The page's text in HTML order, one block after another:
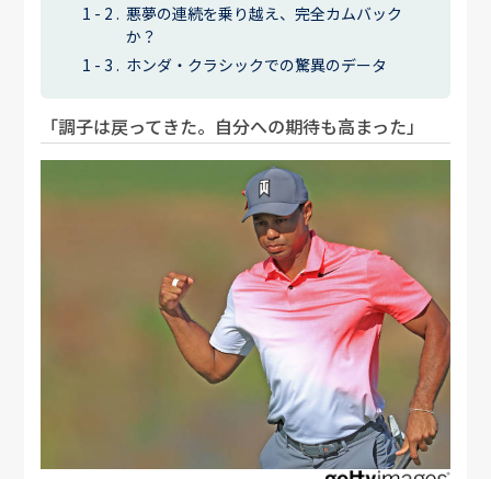
悪夢の連続を乗り越え、完全カムバック
か？
ホンダ・クラシックでの驚異のデータ
「調子は戻ってきた。自分への期待も高まった」